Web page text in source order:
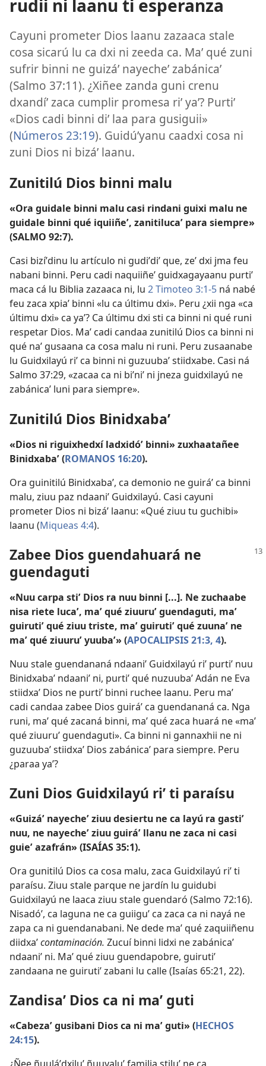
rudii ni laanu ti esperanza
Cayuni prometer Dios laanu zazaaca stale
cosa sicarú lu ca dxi ni zeeda ca. Maʼ qué zuni
sufrir binni ne guizáʼ nayecheʼ zabánicaʼ
(Salmo 37:11). ¿Xiñee zanda guni crenu
dxandíʼ zaca cumplir promesa riʼ yaʼ? Purtiʼ
«Dios cadi binni diʼ laa para gusiguii»
(Números 23:19). Guidúʼyanu caadxi cosa ni
zuni Dios ni bizáʼ laanu.
Zunitilú Dios binni malu
«Ora guidale binni malu casi rindani guixi malu ne
guidale binni qué iquiiñeʼ, zanitilucaʼ para siempre»
(SALMO 92:7).
Casi bizíʼdinu lu artículo ni gudiʼdiʼ que, zeʼ dxi jma feu
nabani binni. Peru cadi naquiiñeʼ guidxagayaanu purtiʼ
maca cá lu Biblia zazaaca ni, lu 2 Timoteo 3:1-5 ná nabé
feu zaca xpiaʼ binni «lu ca últimu dxi». Peru ¿xii nga «ca
últimu dxi» ca yaʼ? Ca últimu dxi sti ca binni ni qué runi
respetar Dios. Maʼ cadi candaa zunitilú Dios ca binni ni
qué naʼ gusaana ca cosa malu ni runi. Peru zusaanabe
lu Guidxilayú riʼ ca binni ni guzuubaʼ stiidxabe. Casi ná
Salmo 37:29, «zacaa ca ni biʼniʼ ni jneza guidxilayú ne
zabánicaʼ luni para siempre».
Zunitilú Dios Binidxabaʼ
«Dios ni riguixhedxí ladxidóʼ binni» zuxhaatañee
Binidxabaʼ (ROMANOS 16:20).
Ora guinitilú Binidxabaʼ, ca demonio ne guiráʼ ca binni
malu, ziuu paz ndaaniʼ Guidxilayú. Casi cayuni
prometer Dios ni bizáʼ laanu: «Qué ziuu tu guchibi»
laanu (Miqueas 4:4).
Zabee Dios guendahuará ne
guendaguti
«Nuu carpa stiʼ Dios ra nuu binni [...]. Ne zuchaabe
nisa riete lucaʼ, maʼ qué ziuuruʼ guendaguti, maʼ
guirutiʼ qué ziuu triste, maʼ guirutiʼ qué zuunaʼ ne
maʼ qué ziuuruʼ yuubaʼ» (APOCALIPSIS 21:3, 4).
Nuu stale guendananá ndaaniʼ Guidxilayú riʼ purtiʼ nuu
Binidxabaʼ ndaaniʼ ni, purtiʼ qué nuzuubaʼ Adán ne Eva
stiidxaʼ Dios ne purtiʼ binni ruchee laanu. Peru maʼ
cadi candaa zabee Dios guiráʼ ca guendananá ca. Nga
runi, maʼ qué zacaná binni, maʼ qué zaca huará ne «maʼ
qué ziuuruʼ guendaguti». Ca binni ni gannaxhii ne ni
guzuubaʼ stiidxaʼ Dios zabánicaʼ para siempre. Peru
¿paraa yaʼ?
Zuni Dios Guidxilayú riʼ ti paraísu
«Guizáʼ nayecheʼ ziuu desiertu ne ca layú ra gastiʼ
nuu, ne nayecheʼ ziuu guiráʼ llanu ne zaca ni casi
guieʼ azafrán» (ISAÍAS 35:1).
Ora gunitilú Dios ca cosa malu, zaca Guidxilayú riʼ ti
paraísu. Ziuu stale parque ne jardín lu guidubi
Guidxilayú ne laaca ziuu stale guendaró (Salmo 72:16).
Nisadóʼ, ca laguna ne ca guiiguʼ ca zaca ca ni nayá ne
zapa ca ni guendanabani. Ne dede maʼ qué zaquiiñenu
diidxaʼcontaminación. Zucuí binni lidxi ne zabánicaʼ
ndaaniʼ ni. Maʼ qué ziuu guendapobre, guirutiʼ
zandaana ne guirutiʼ zabani lu calle (Isaías 65:21, 22).
Zandisaʼ Dios ca ni maʼ guti
«Cabezaʼ gusibani Dios ca ni maʼ guti» (HECHOS
24:15).